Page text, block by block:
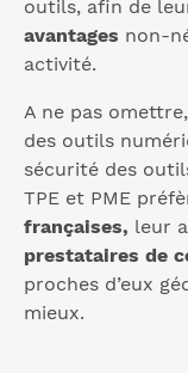
outils, afin de
avantages non-
activité.
A ne pas
des outils
sécurité des
TPE et PME
françaises, leur
prestataires de
proches d’eux
mieux.